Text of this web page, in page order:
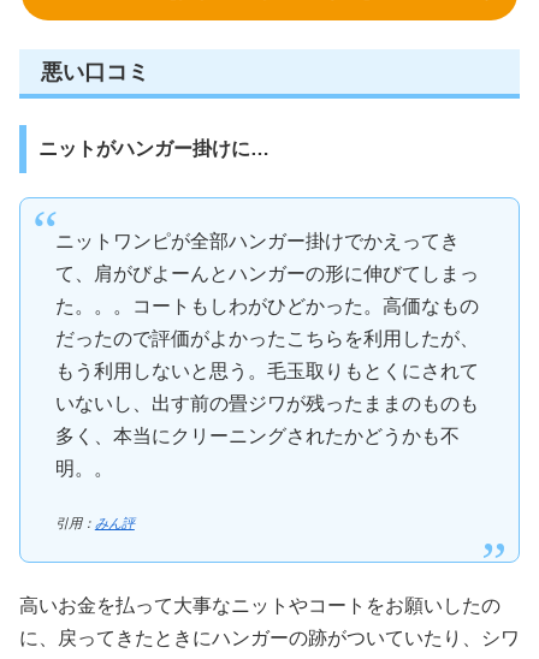
悪い口コミ
ニットがハンガー掛けに…
ニットワンピが全部ハンガー掛けでかえってき
て、肩がびよーんとハンガーの形に伸びてしまっ
た。。。コートもしわがひどかった。高価なもの
だったので評価がよかったこちらを利用したが、
もう利用しないと思う。毛玉取りもとくにされて
いないし、出す前の畳ジワが残ったままのものも
多く、本当にクリーニングされたかどうかも不
明。。
引用： みん評
高いお金を払って大事なニットやコートをお願いしたの
に、戻ってきたときにハンガーの跡がついていたり、シワ